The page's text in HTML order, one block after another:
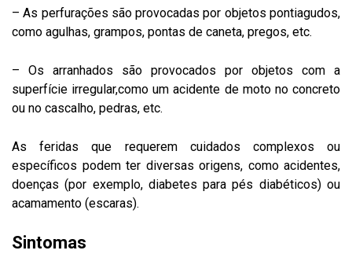
– As perfurações são provocadas por objetos pontiagudos,
como agulhas, grampos, pontas de caneta, pregos, etc.
– Os arranhados são provocados por objetos com a
superfície irregular,como um acidente de moto no concreto
ou no cascalho, pedras, etc.
As feridas que requerem cuidados complexos ou
específicos podem ter diversas origens, como acidentes,
doenças (por exemplo, diabetes para pés diabéticos) ou
acamamento (escaras).
Sintomas